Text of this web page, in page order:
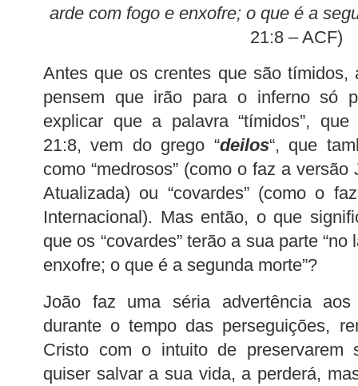
arde com fogo e enxofre; o que é a
21:8 – ACF)
Antes que os crentes que são tímidos,
pensem que irão para o inferno só
explicar que a palavra “tímidos”,
21:8, vem do grego “deilos“, que
como “medrosos” (como o faz a
Atualizada) ou “covardes” (como o
Internacional). Mas então, o que
que os “covardes” terão a sua parte
enxofre; o que é a segunda morte”?
João faz uma séria advertência
durante o tempo das perseguições,
Cristo com o intuito de preservarem
quiser salvar a sua vida, a perderá,